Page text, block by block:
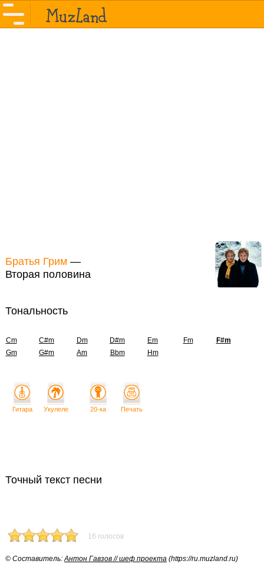
Братья Грим —
Вторая половина
Тональность
Cm C#m Dm D#m Em Fm
F#m
Gm
G#m Am Bbm Hm
Точный текст песни
16 голосов
© Cоставитель:Антон Гавзов // шеф проекта (https://ru.muzland.ru)
Гитара Укулеле 20-ка Печать